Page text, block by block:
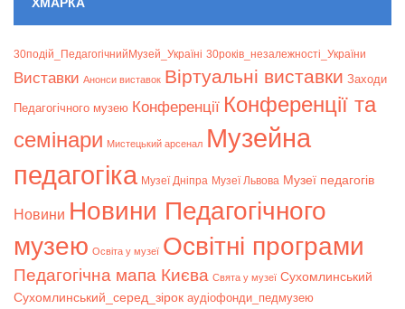
ХМАРКА
30подій_ПедагогічнийМузей_Україні 30років_незалежності_України
Bиставки Анонси виставок Віртуальні виставки Заходи
Педагогічного музею Конференції Конференції та
семінари Мистецький арсенал Музейна
педагогіка Музеї Дніпра Музеї Львова Музеї педагогів
Новини Новини Педагогічного
музею Освіта у музеї Освітні програми
Педагогічна мапа Києва Свята у музеї Сухомлинський
Сухомлинський_серед_зірок аудіофонди_педмузею